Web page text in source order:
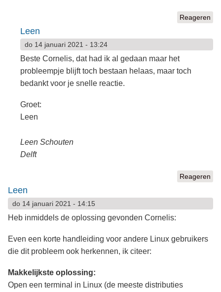
Reageren
Leen
do 14 januari 2021 - 13:24
Beste Cornelis, dat had ik al gedaan maar het
probleempje blijft toch bestaan helaas, maar toch
bedankt voor je snelle reactie.
Groet:
Leen
Leen Schouten
Delft
Reageren
Leen
do 14 januari 2021 - 14:15
Heb inmiddels de oplossing gevonden Cornelis:
Even een korte handleiding voor andere Linux gebruikers
die dit probleem ook herkennen, ik citeer:
Makkelijkste oplossing:
Open een terminal in Linux (de meeste distributies